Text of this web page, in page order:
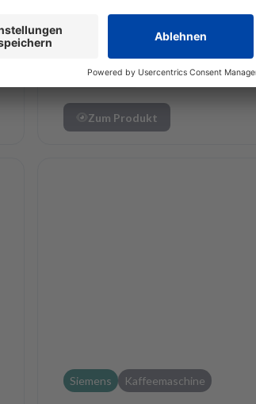
(Kaffeemaschine)
Zum Produkt
Siemens Kaffeemaschine